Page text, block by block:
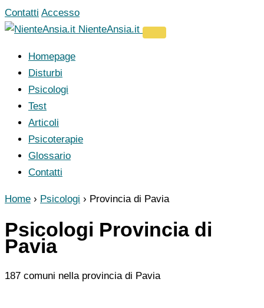
Vai
al
Contatti Accesso
NienteAnsia.it
Homepage
Disturbi
Psicologi
Test
Articoli
Psicoterapie
Glossario
Contatti
Home › Psicologi › Provincia di Pavia
Psicologi Provincia di
Pavia
187 comuni nella provincia di Pavia